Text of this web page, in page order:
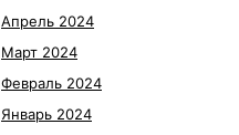
Апрель 2024
Март 2024
Февраль 2024
Январь 2024